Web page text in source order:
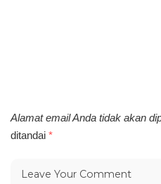
Alamat email Anda tidak akan
ditandai *